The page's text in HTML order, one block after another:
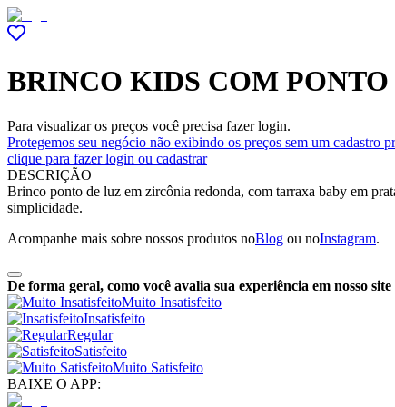
BRINCO KIDS COM
Para visualizar os preços você precisa fazer login.
Protegemos seu negócio não exibindo os preços sem um cadastro
clique para fazer login ou cadastrar
DESCRIÇÃO
Brinco ponto de luz em zircônia redonda, com tarraxa baby em
simplicidade.
Acompanhe mais sobre nossos produtos noBlog ou noInstagram.
De forma geral, como você avalia sua experiência em nosso site
Muito Insatisfeito
Insatisfeito
Regular
Satisfeito
Muito Satisfeito
BAIXE O APP: